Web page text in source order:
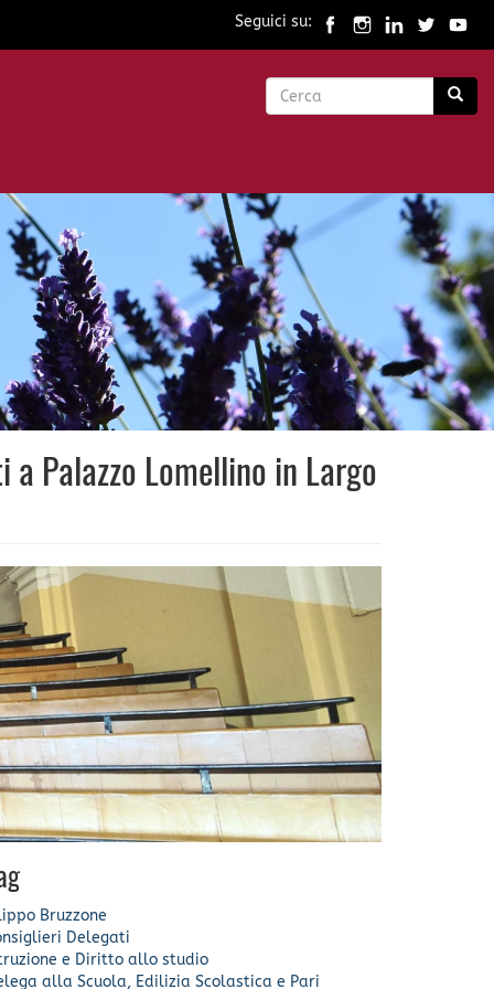
Seguici su:
Form
Palazzo Lomellino in Largo
Bruzzone
Delegati
e Diritto allo studio
alla Scuola, Edilizia Scolastica e Pari